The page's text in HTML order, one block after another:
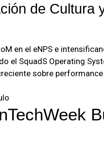
de Cultura
en el eNPS e
el SquadS Operating
sobre performance